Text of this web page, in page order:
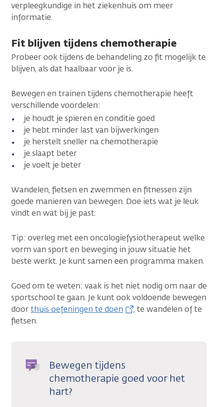
verpleegkundige in het ziekenhuis om meer
informatie.
Fit blijven tijdens chemotherapie
Probeer ook tijdens de behandeling zo fit mogelijk te
blijven, als dat haalbaar voor je is.
Bewegen en trainen tijdens chemotherapie heeft
verschillende voordelen:
je houdt je spieren en conditie goed
je hebt minder last van bijwerkingen
je herstelt sneller na chemotherapie
je slaapt beter
je voelt je beter
Wandelen, fietsen en zwemmen en fitnessen zijn
goede manieren van bewegen. Doe iets wat je leuk
vindt en wat bij je past.
Tip: overleg met een oncologiefysiotherapeut welke
vorm van sport en beweging in jouw situatie het
beste werkt. Je kunt samen een programma maken.
Goed om te weten: vaak is het niet nodig om naar de
sportschool te gaan. Je kunt ook voldoende bewegen
door thuis oefeningen te doen
, te wandelen of te
fietsen.
Bewegen tijdens
chemotherapie goed voor het
hart?